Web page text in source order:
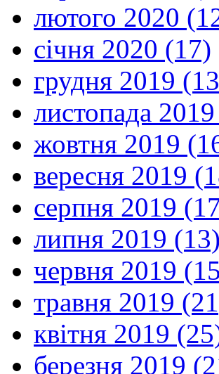
лютого 2020
січня 2020 (17)
грудня 2019
листопада
жовтня 2019
вересня 2019
серпня 2019
липня 2019 (13)
червня 2019
травня 2019
квітня 2019
березня 2019